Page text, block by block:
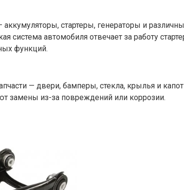
аккумуляторы, стартеры, генераторы и
система автомобиля отвечает за работу
функций.
— двери, бамперы, стекла, крылья и
замены из-за повреждений или коррозии.